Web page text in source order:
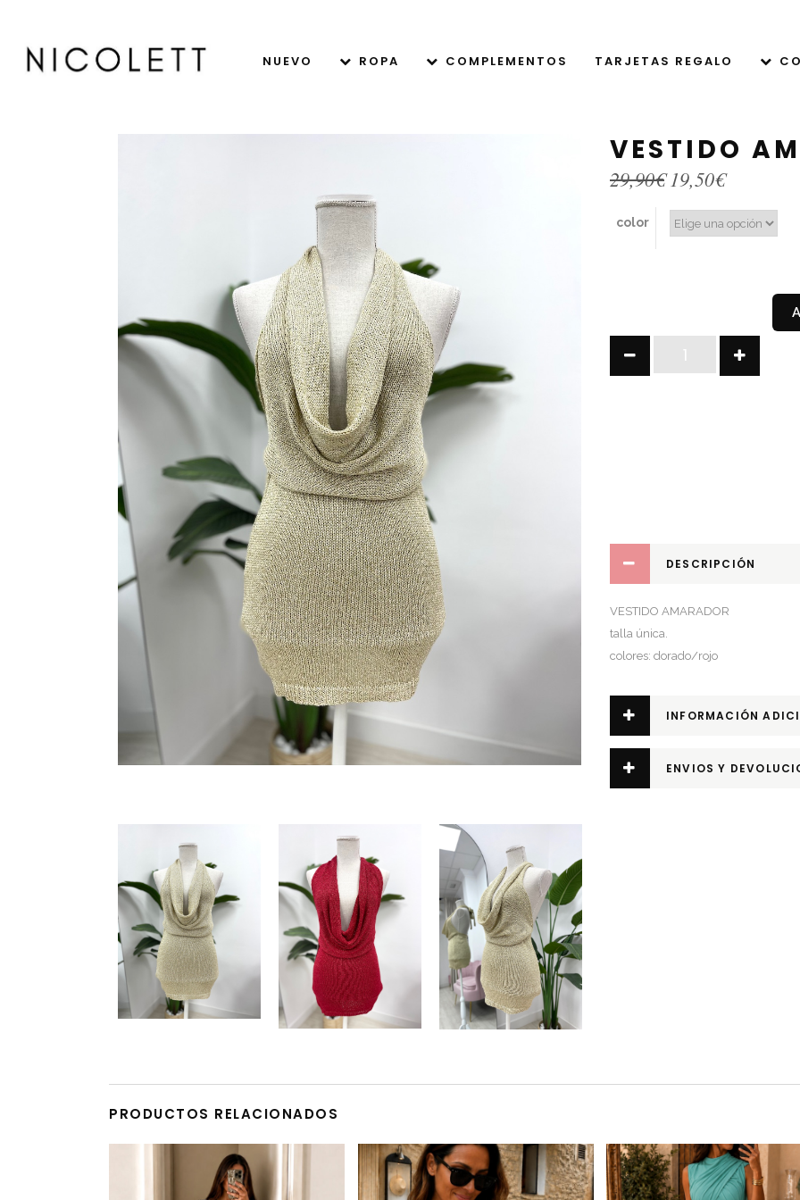
NUEVO ROPA COMPLEMENTOS TARJETAS REGALO
VESTIDO
29,90€ El
precio
original
era:
19,50€El
actual
es:
color
DESCRIPCIÓN
VESTIDO AMARADOR
talla única.
colores: dorado/rojo
INFORMACIÓN
ENVIOS Y
PRODUCTOS RELACIONADOS